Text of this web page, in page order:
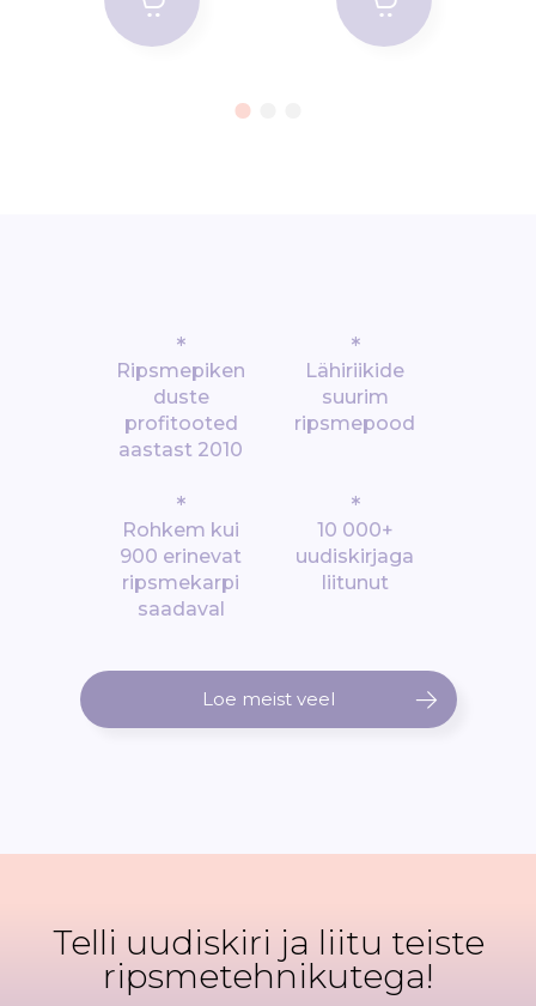
*
Ripsmepiken
duste
profitooted
aastast 2010
*
Lähiriikide
suurim
ripsmepood
*
Rohkem kui
900 erinevat
ripsmekarpi
saadaval
*
10 000+
uudiskirjaga
liitunut
Loe meist veel
Telli uudiskiri ja liitu teiste
ripsmetehnikutega!